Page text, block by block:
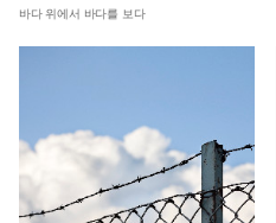
바다 위에서 바다를 보다